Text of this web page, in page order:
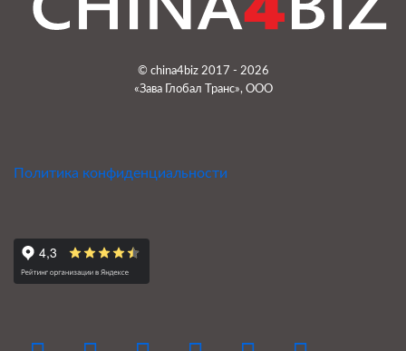
© china4biz 2017 - 2026
«Зава Глобал Транс», ООО
Политика конфиденциальности